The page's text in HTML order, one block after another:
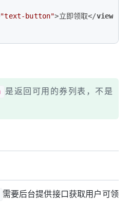
"text-button">立即领取</view
是返回可用的券列表，不是
需要后台提供接口获取用户可领